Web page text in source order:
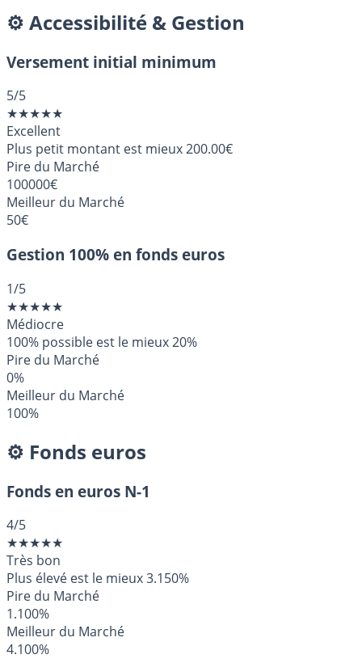
⚙️ Accessibilité & Gestion
Versement initial minimum
5/5
★★★★★
Excellent
Plus petit montant est mieux200.00€
Pire du Marché
100000€
Meilleur du Marché
50€
Gestion 100% en fonds euros
1/5
★★★★★
Médiocre
100% possible est le mieux20%
Pire du Marché
0%
Meilleur du Marché
100%
⚙️ Fonds euros
Fonds en euros N-1
4/5
★★★★★
Très bon
Plus élevé est le mieux3.150%
Pire du Marché
1.100%
Meilleur du Marché
4.100%